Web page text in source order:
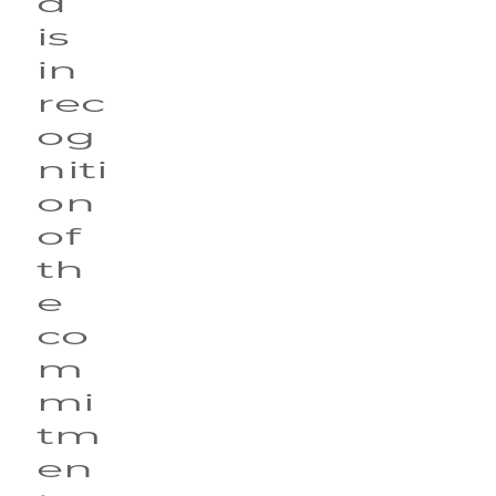
is
in
rec
og
niti
on
of
th
e
co
m
mi
tm
en